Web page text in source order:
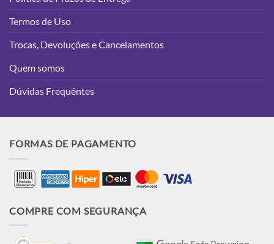
Termos de Uso
Trocas, Devoluções e Cancelamentos
Quem somos
Dúvidas Frequêntes
FORMAS DE PAGAMENTO
COMPRE COM SEGURANÇA